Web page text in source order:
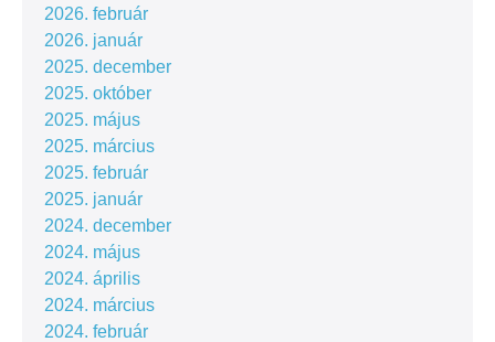
2026. február
2026. január
2025. december
2025. október
2025. május
2025. március
2025. február
2025. január
2024. december
2024. május
2024. április
2024. március
2024. február